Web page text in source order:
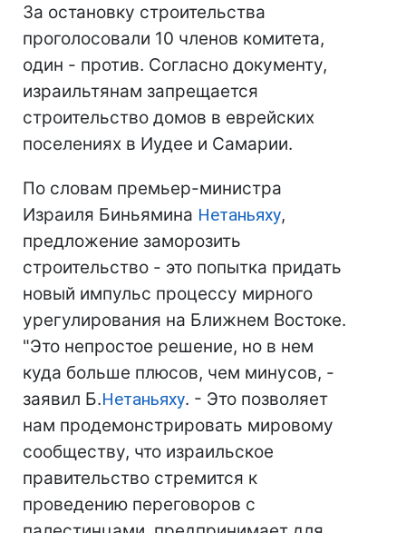
За остановку строительства
проголосовали 10 членов комитета,
один - против. Согласно документу,
израильтянам запрещается
строительство домов в еврейских
поселениях в Иудее и Самарии.
По словам премьер-министра
Израиля Биньямина Нетаньяху,
предложение заморозить
строительство - это попытка придать
новый импульс процессу мирного
урегулирования на Ближнем Востоке.
"Это непростое решение, но в нем
куда больше плюсов, чем минусов, -
заявил Б.Нетаньяху. - Это позволяет
нам продемонстрировать мировому
сообществу, что израильское
правительство стремится к
проведению переговоров с